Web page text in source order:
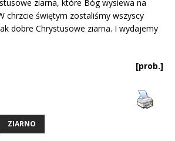
ziarna, które Bóg wysiewa na
chrzcie świętym zostaliśmy wszyscy
dobre Chrystusowe ziarna. I wydajemy
[prob.]
ZIARNO